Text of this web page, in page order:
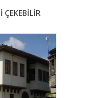
ÇEKEBİLİR